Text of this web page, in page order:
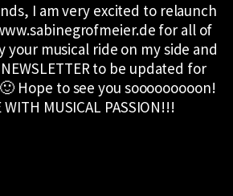
I am very excited to relaunch
for all of
your musical ride on my side and
to be updated for
Hope to see you sooooooooon!
MUSICAL PASSION!!!